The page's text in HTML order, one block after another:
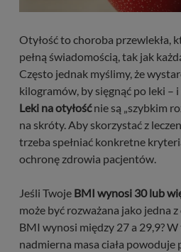
Otyłość to choroba przewlekła,
pełną świadomością, tak jak
Często jednak myślimy, że
kilogramów, by sięgnąć po leki –
Leki na otyłośćnie są „szybkim
na skróty. Aby skorzystać z
trzeba spełniać konkretne
ochronę zdrowia pacjentów.
Jeśli Twoje BMI wynosi 30 lub
może być rozważana jako jedna
BMI wynosi między 27 a 29,9?
nadmierna masa ciała